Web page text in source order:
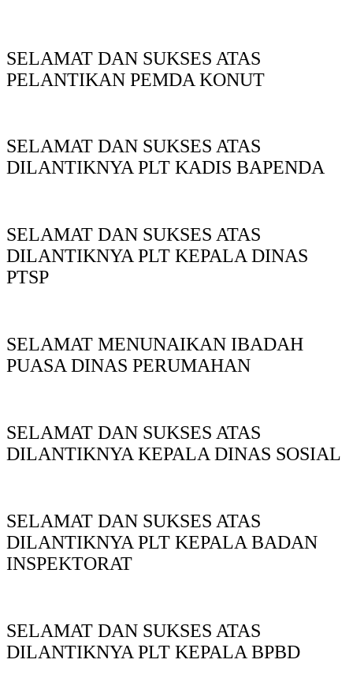
SELAMAT DAN SUKSES ATAS
PELANTIKAN PEMDA KONUT
SELAMAT DAN SUKSES ATAS
DILANTIKNYA PLT KADIS BAPENDA
SELAMAT DAN SUKSES ATAS
DILANTIKNYA PLT KEPALA DINAS
PTSP
SELAMAT MENUNAIKAN IBADAH
PUASA DINAS PERUMAHAN
SELAMAT DAN SUKSES ATAS
DILANTIKNYA KEPALA DINAS SOSIAL
SELAMAT DAN SUKSES ATAS
DILANTIKNYA PLT KEPALA BADAN
INSPEKTORAT
SELAMAT DAN SUKSES ATAS
DILANTIKNYA PLT KEPALA BPBD